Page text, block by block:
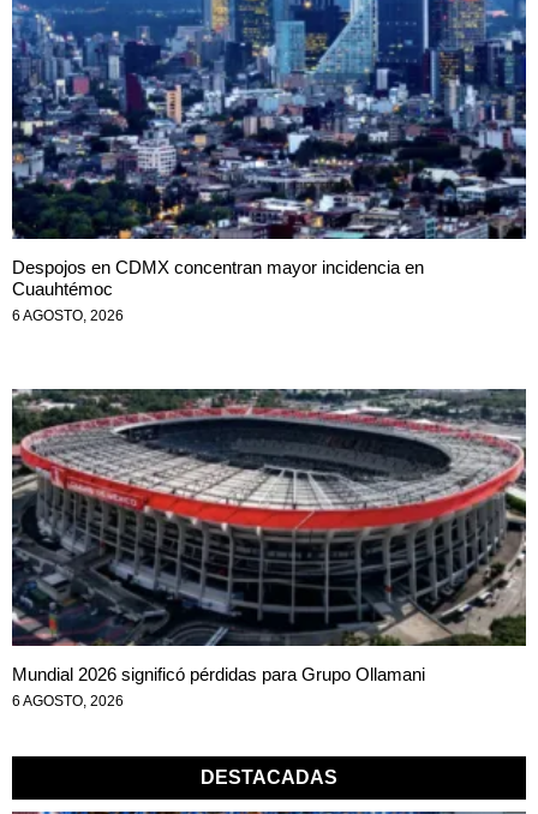
Despojos en CDMX concentran mayor incidencia en
Cuauhtémoc
6 AGOSTO, 2026
Mundial 2026 significó pérdidas para Grupo Ollamani
6 AGOSTO, 2026
DESTACADAS